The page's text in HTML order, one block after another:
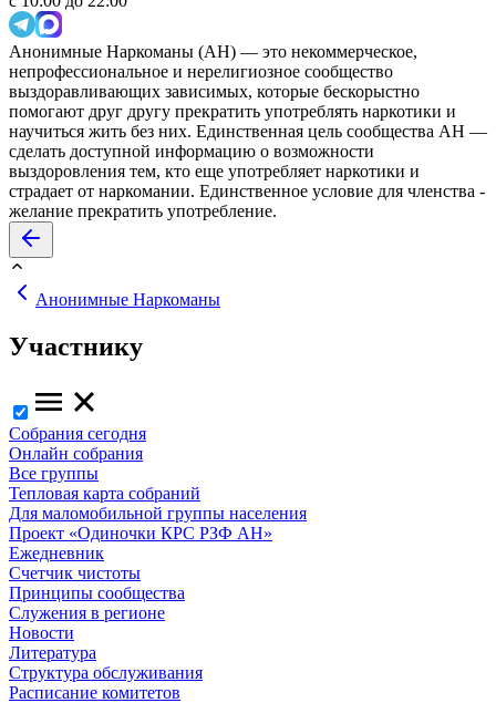
Анонимные Наркоманы (АН) — это некоммерческое,
непрофессиональное и нерелигиозное сообщество
выздоравливающих зависимых, которые бескорыстно
помогают друг другу прекратить употреблять наркотики и
научиться жить без них. Единственная цель сообщества АН —
сделать доступной информацию о возможности
выздоровления тем, кто еще употребляет наркотики и
страдает от наркомании. Единственное условие для членства -
желание прекратить употребление.
Анонимные Наркоманы
Участнику
Собрания сегодня
Онлайн собрания
Все группы
Тепловая карта собраний
Для маломобильной группы населения
Проект «Одиночки КРС РЗФ АН»
Ежедневник
Счетчик чистоты
Принципы сообщества
Служения в регионе
Новости
Литература
Структура обслуживания
Расписание комитетов